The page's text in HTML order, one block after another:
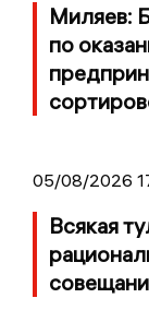
Миляев:
по
05/08/2026
Всякая